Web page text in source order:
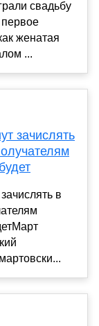
свадьбу
первое
женатая
...
зачислять
в